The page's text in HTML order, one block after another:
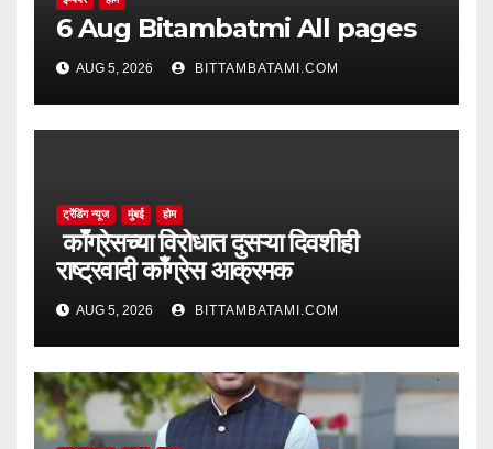
6 Aug Bitambatmi All pages
AUG 5, 2026 BITTAMBATAMI.COM
ट्रेंडिंग न्यूज मुंबई होम
काँग्रेसच्या विरोधात दुसऱ्या दिवशीही
राष्ट्रवादी काँग्रेस आक्रमक
AUG 5, 2026 BITTAMBATAMI.COM